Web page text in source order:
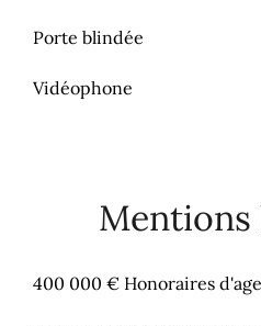
Porte blindée
Vidéophone
Mentions
400 000 € Honoraires